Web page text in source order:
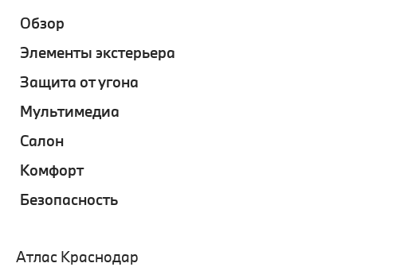
Обзор
Элементы экстерьера
Защита от угона
Мультимедиа
Салон
Комфорт
Безопасность
Атлас Краснодар